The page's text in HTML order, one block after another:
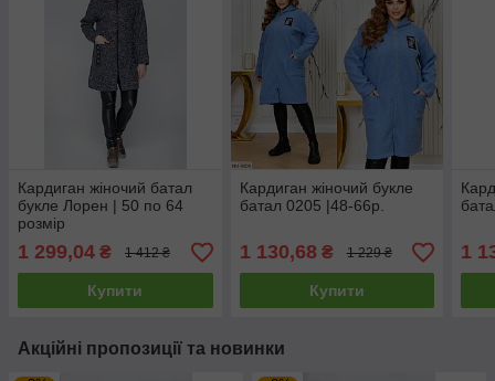
Кардиган жіночий батал
букле Лорен | 50 по 64
розмір
1 299,04 ₴ 1 412 ₴
Купити
Кардиган жіночий букле
батал 0205 |48-66р.
1 130,68₴ 1 229 ₴
Купити
1
Акційні пропозиції та новинки